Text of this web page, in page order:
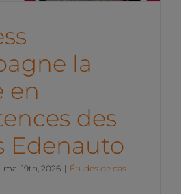
la
en
des
Edenauto
mai 19th, 2026 | Études de cas